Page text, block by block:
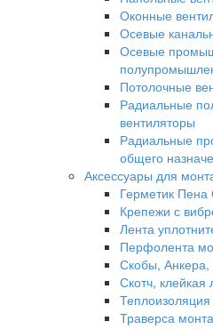
Оконные
Осевые
Осевые
Потолочные
Радиальные
вентиляторы
Радиальные
общего
Аксессуары для
Герметик Пена
Крепежи с
Лента
Перфолента
Скобы,
Скотч, клейкая
Теплоизоляция
Траверса